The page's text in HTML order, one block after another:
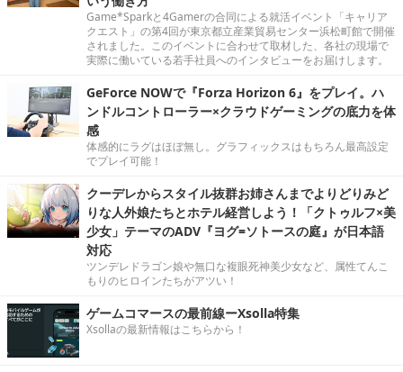
Game*Sparkと4Gamerの合同による就活イベント「キャリア
クエスト」の第4回が東京都立産業貿易センター浜松町館で開催
されました。このイベントに合わせて取材した、各社の現場で
実際に働いている若手社員へのインタビューをお届けします。
GeForce NOWで『Forza Horizon 6』をプレイ。ハ
ンドルコントローラー×クラウドゲーミングの底力を体
感
体感的にラグはほぼ無し。グラフィックスはもちろん最高設定
でプレイ可能！
クーデレからスタイル抜群お姉さんまでよりどりみど
りな人外娘たちとホテル経営しよう！「クトゥルフ×美
少女」テーマのADV『ヨグ=ソトースの庭』が日本語
対応
ツンデレドラゴン娘や無口な複眼死神美少女など、属性てんこ
もりのヒロインたちがアツい！
ゲームコマースの最前線ーXsolla特集
Xsollaの最新情報はこちらから！